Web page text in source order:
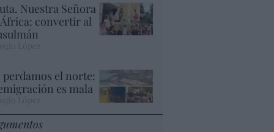
Nuestra Señora
convertir al
perdamos el norte:
es mala